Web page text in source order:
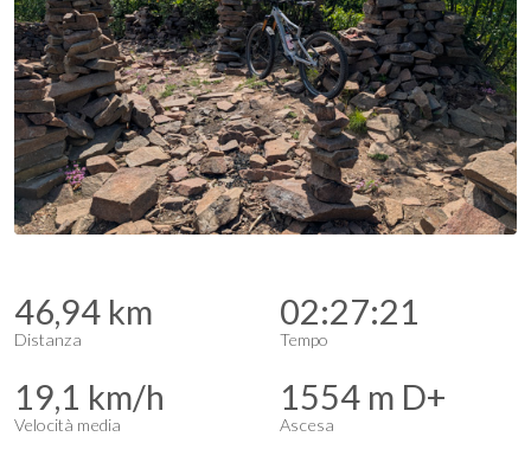
46,94 km
Distanza
02:27:21
Tempo
19,1 km/h
Velocità media
1554 m D+
Ascesa